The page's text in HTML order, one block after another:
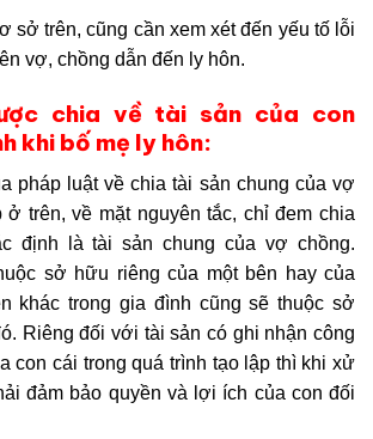
sở trên, cũng cần xem xét đến yếu tố lỗi
vợ, chồng dẫn đến ly hôn.
chia về tài sản của con
khi bố mẹ ly hôn:
pháp luật về chia tài sản chung của vợ
ở trên, về mặt nguyên tắc, chỉ đem chia
định là tài sản chung của vợ chồng.
sở hữu riêng của một bên hay của
khác trong gia đình cũng sẽ thuộc sở
Riêng đối với tài sản có ghi nhận công
con cái trong quá trình tạo lập thì khi xử
đảm bảo quyền và lợi ích của con đối